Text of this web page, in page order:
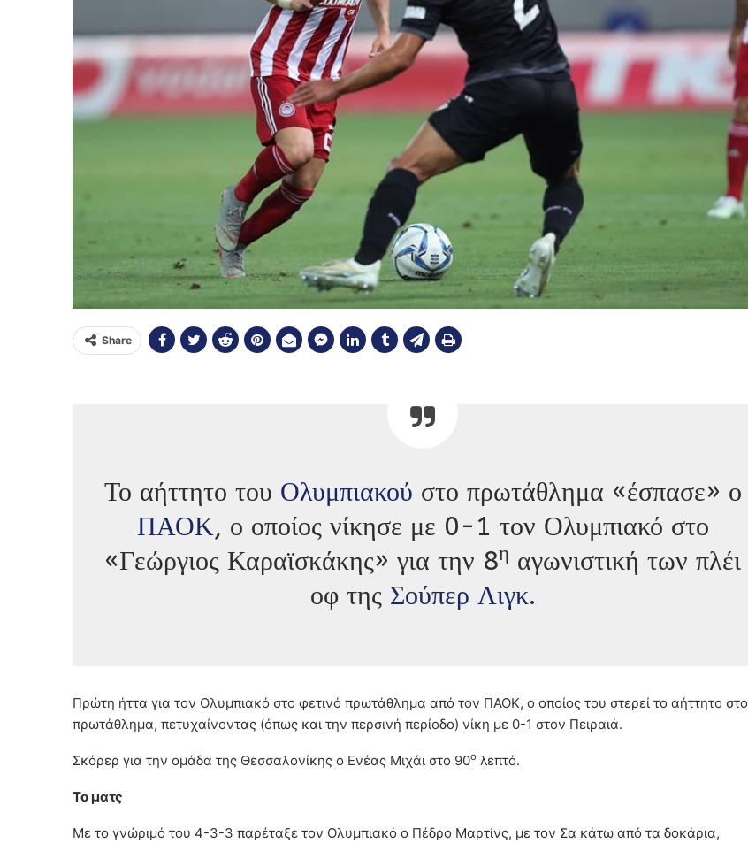
Share
Το αήττητο του Ολυμπιακού στο πρωτάθλημα «έσπασε» ο
ΠΑΟΚ, ο οποίος νίκησε με 0-1 τον Ολυμπιακό στο
«Γεώργιος Καραϊσκάκης» για την 8η αγωνιστική των πλέι
οφ της Σούπερ Λιγκ.
Πρώτη ήττα για τον Ολυμπιακό στο φετινό πρωτάθλημα από τον ΠΑΟΚ, ο οποίος του στερεί το αήττητο στο
πρωτάθλημα, πετυχαίνοντας (όπως και την περσινή περίοδο) νίκη με 0-1 στον Πειραιά.
Σκόρερ για την ομάδα της Θεσσαλονίκης ο Ενέας Μιχάι στο 90ο λεπτό.
Το ματς
Με το γνώριμό του 4-3-3 παρέταξε τον Ολυμπιακό ο Πέδρο Μαρτίνς, με τον Σα κάτω από τα δοκάρια,